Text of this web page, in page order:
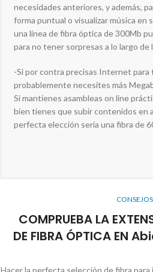
necesidades anteriores, y además,
forma puntual o visualizar música en
una línea de fibra óptica de 300Mb
para no tener sorpresas a lo largo de
-Si por contra precisas Internet para
probablemente necesites más
Si mantienes asambleas on line
bien tienes que subir contenidos en
perfecta elección sería una fibra de
CONSEJOS
COMPRUEBA LA
DE FIBRA ÓPTICA EN